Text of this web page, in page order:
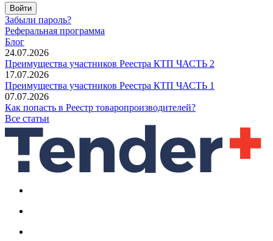
Войти
Забыли пароль?
Реферальная программа
Блог
24.07.2026
Преимущества участников Реестра КТП ЧАСТЬ 2
17.07.2026
Преимущества участников Реестра КТП ЧАСТЬ 1
07.07.2026
Как попасть в Реестр товаропроизводителей?
Все статьи